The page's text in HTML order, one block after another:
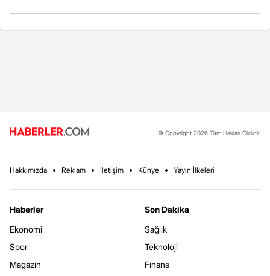
© Copyright 2026 Tüm Hakları Gizlidir.
Hakkımızda Reklam İletişim Künye Yayın İlkeleri
Haberler
Ekonomi
Spor
Magazin
Son Dakika
Sağlık
Teknoloji
Finans